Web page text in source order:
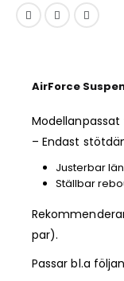
AirForce
Modellanpassat
– Endast
Justerbar
Ställbar
par).
Passar bl.a